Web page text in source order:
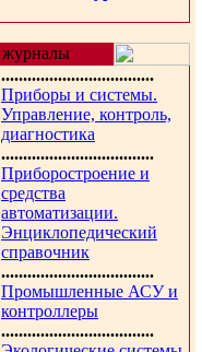
журналы
...................................
Приборы и системы.
Управление, контроль,
диагностика
...................................
Приборостроение и
средства
автоматизации.
Энциклопедический
справочник
...................................
Промышленные АСУ и
контроллеры
...................................